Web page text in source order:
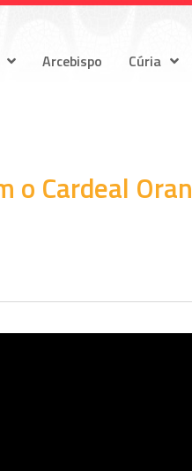
Arcebispo Cúria
Cardeal